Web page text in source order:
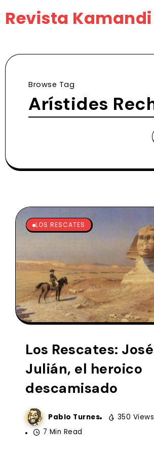
Revista Kamandi
Browse Tag
Arístides
LOS RESCATES
Los Rescates: José
Julián, el heroico
descamisado
Pablo Turnes
350 Views
7 Min Read